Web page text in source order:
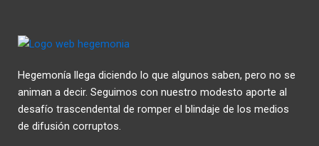
Hegemonía llega diciendo lo que algunos saben, pero no se
animan a decir. Seguimos con nuestro modesto aporte al
desafío trascendental de romper el blindaje de los medios
de difusión corruptos.